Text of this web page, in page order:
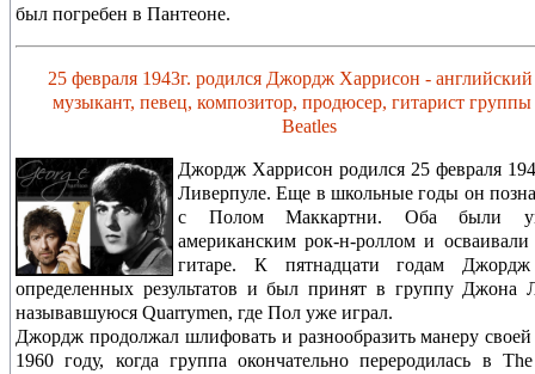
был погребен в Пантеоне.
25 февраля 1943г. родился Джордж Харрисон -
музыкант, певец, композитор, продюсер, гитарист
Beatles
Джордж Харрисон родился 25 февраля
Ливерпуле. Еще в школьные годы он
с Полом Маккартни. Оба были
американским рок-н-роллом и
гитаре. К пятнадцати годам Джордж
определенных результатов и был принят в группу Джона
называвшуюся Quarrymen, где Пол уже играл.
Джордж продолжал шлифовать и разнообразить манеру
1960 году, когда группа окончательно переродилась в